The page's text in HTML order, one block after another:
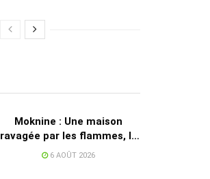
Moknine : Une maison
ravagée par les flammes, la
propriétaire accuse la STEG
6 AOÛT 2026